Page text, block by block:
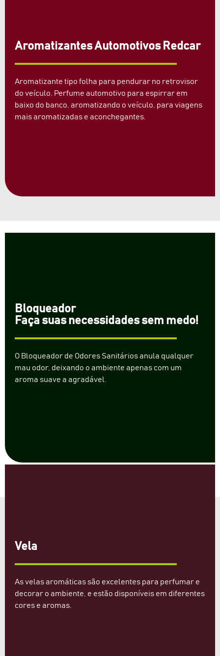
Aromatizantes Automotivos Redcar
Aromatizante tipo folha para pendurar no retrovisor
do veículo. Perfume automotivo para espirrar em
baixo do banco, aromatizando o veículo, para viagens
mais aromatizadas e aconchegantes.
Bloqueador
Faça suas necessidades sem medo!
O Bloqueador de Odores Sanitários anula qualquer
mau odor, deixando o ambiente apenas com um
aroma suave a agradável.
Vela
As velas aromáticas são excelentes para perfumar e
decorar o ambiente, e estão disponíveis em diferentes
cores e aromas.